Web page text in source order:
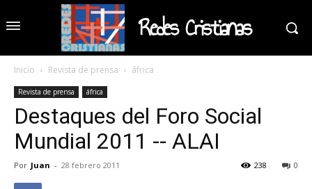
Redes Cristianas
Inicio Revista de prensa áfrica
Revista de prensa áfrica
Destaques del Foro Social
Mundial 2011 -- ALAI
Por Juan - 28 febrero 2011 0
238